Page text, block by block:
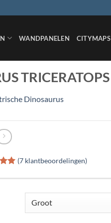
WANDPANELEN CITYMAPS
TRICERATOPS
Dinosaurus
(7klantbeoordelingen)